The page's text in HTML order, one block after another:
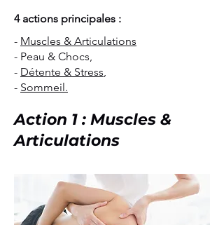
4 actions principales :
- Muscles & Articulations
- Peau & Chocs,
- Détente & Stress,
- Sommeil.
Action 1 : Muscles &
Articulations